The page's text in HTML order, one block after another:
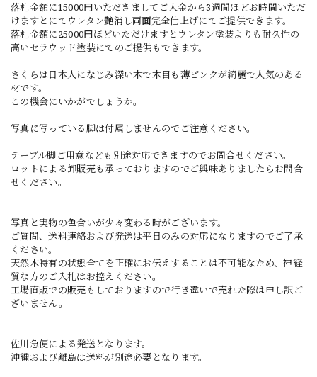
落札金額に15000円いただきましてご入金から3週間ほどお時間いただ
けますとにてウレタン艶消し両面完全仕上げにてご提供できます。
落札金額に25000円ほどいただけますとウレタン塗装よりも耐久性の
高いセラウッド塗装にてのご提供もできます。
さくらは日本人になじみ深い木で木目も薄ピンクが綺麗で人気のある
材です。
この機会にいかがでしょうか。
写真に写っている脚は付属しませんのでご注意ください。
テーブル脚ご用意なども別途対応できますのでお問合せください。
ロットによる卸販売も承っておりますのでご興味ありましたらお問合
せください。
写真と実物の色合いが少々変わる時がございます。
ご質問、送料連絡および発送は平日のみの対応になりますのでご了承
ください。
天然木特有の状態全てを正確にお伝えすることは不可能なため、神経
質な方のご入札はお控えください。
工場直販での販売もしておりますので行き違いで売れた際は申し訳ご
ざいません。
佐川急便による発送となります。
沖縄および離島は送料が別途必要となります。